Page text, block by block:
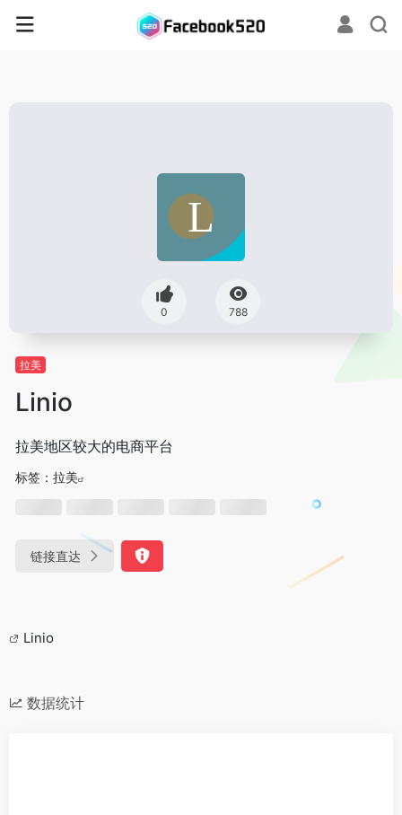
0 788
拉美
Linio
拉美地区较大的电商平台
标签： 拉美
链接直达
Linio
数据统计